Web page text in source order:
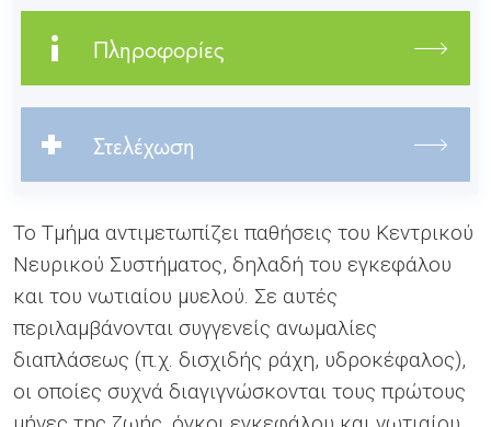
Πληροφορίες
Στελέχωση
Το Τμήμα αντιμετωπίζει παθήσεις του Κεντρικού
Νευρικού Συστήματος, δηλαδή του εγκεφάλου
και του νωτιαίου μυελού. Σε αυτές
περιλαμβάνονται συγγενείς ανωμαλίες
διαπλάσεως (π.χ. δισχιδής ράχη, υδροκέφαλος),
οι οποίες συχνά διαγιγνώσκονται τους πρώτους